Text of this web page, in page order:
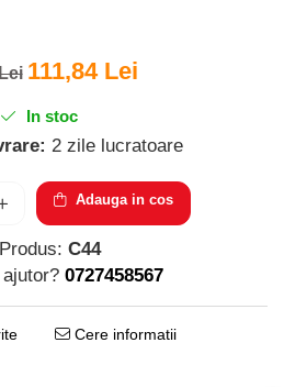
111,84 Lei
In stoc
2 zile lucratoare
Adauga in cos
C44
0727458567
Cere informatii